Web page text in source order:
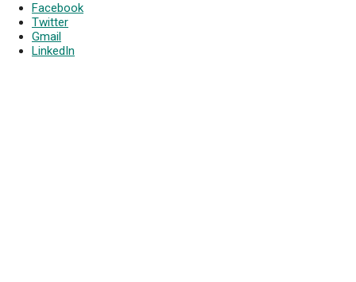
Facebook
Twitter
Gmail
LinkedIn